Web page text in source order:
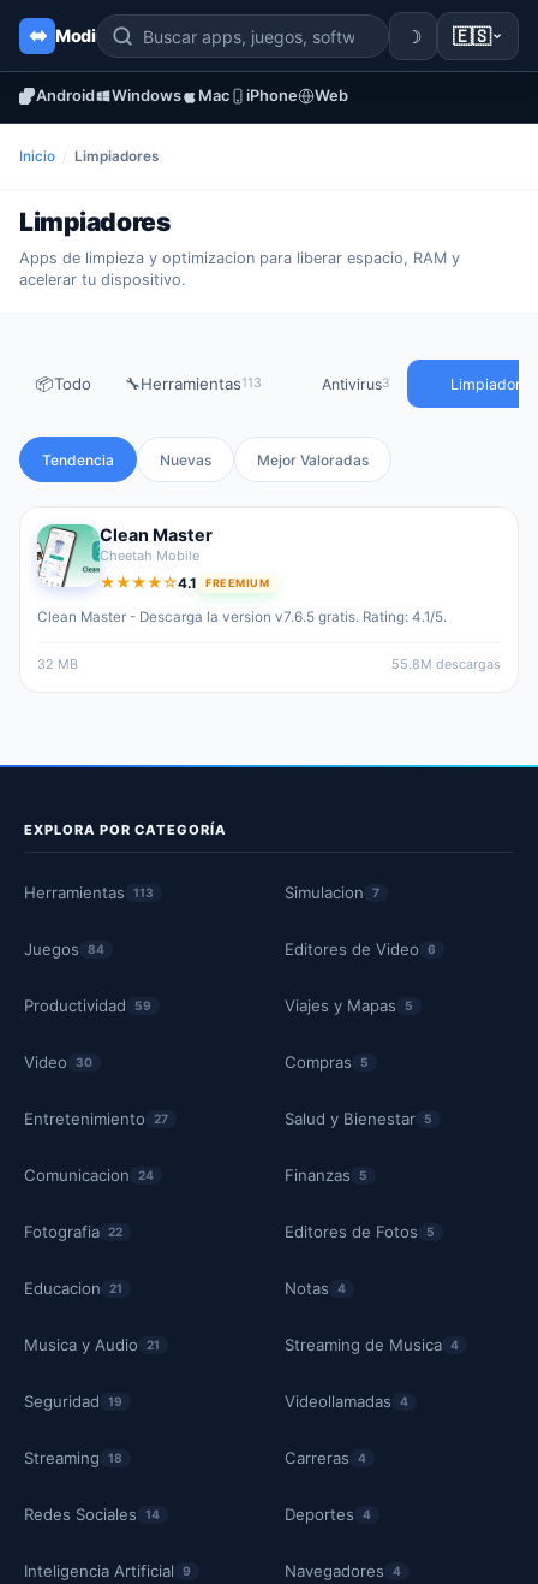
Modi ☽ 🇪🇸
Android Windows Mac iPhone Web
Inicio / Limpiadores
Limpiadores
Apps de limpieza y optimizacion para liberar espacio, RAM y
acelerar tu dispositivo.
📦Todo 🔧Herramientas113 Antivirus3 Limpiadores
Tendencia Nuevas Mejor Valoradas
Clean Master
Cheetah Mobile
★★★★☆4.1
4.1 out of 5 stars
FREEMIUM
Clean Master - Descarga la version v7.6.5 gratis. Rating: 4.1/5.
32 MB 55.8M descargas
EXPLORA POR CATEGORÍA
Herramientas 113
Juegos 84
Productividad 59
Video 30
Entretenimiento 27
Comunicacion 24
Fotografia 22
Educacion 21
Musica y Audio 21
Seguridad 19
Streaming 18
Redes Sociales 14
Inteligencia Artificial 9
Simulacion 7
Editores de Video 6
Viajes y Mapas 5
Compras 5
Salud y Bienestar 5
Finanzas 5
Editores de Fotos 5
Notas 4
Streaming de Musica 4
Videollamadas 4
Carreras 4
Deportes 4
Navegadores 4